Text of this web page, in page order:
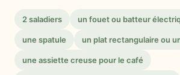
2 saladiers un fouet ou batteur
une spatule un plat rectangulaire ou
une assiette creuse pour le café